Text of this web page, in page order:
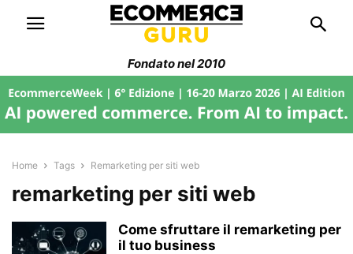
Fondato nel 2010
Home Tags Remarketing per siti web
remarketing per siti web
Come sfruttare il remarketing per
il tuo business